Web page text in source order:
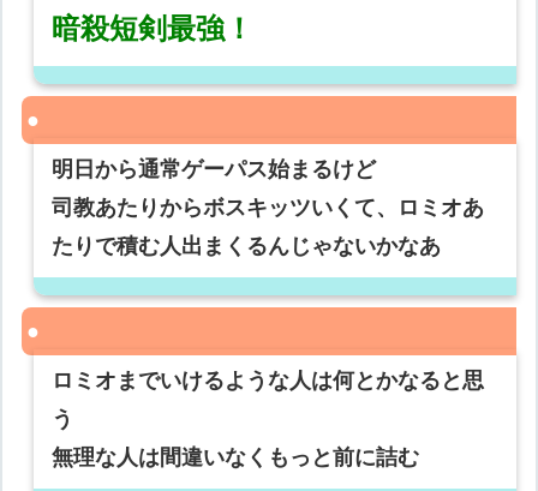
暗殺短剣最強！
明日から通常ゲーパス始まるけど
司教あたりからボスキッツいくて、ロミオあ
たりで積む人出まくるんじゃないかなあ
ロミオまでいけるような人は何とかなると思
う
無理な人は間違いなくもっと前に詰む